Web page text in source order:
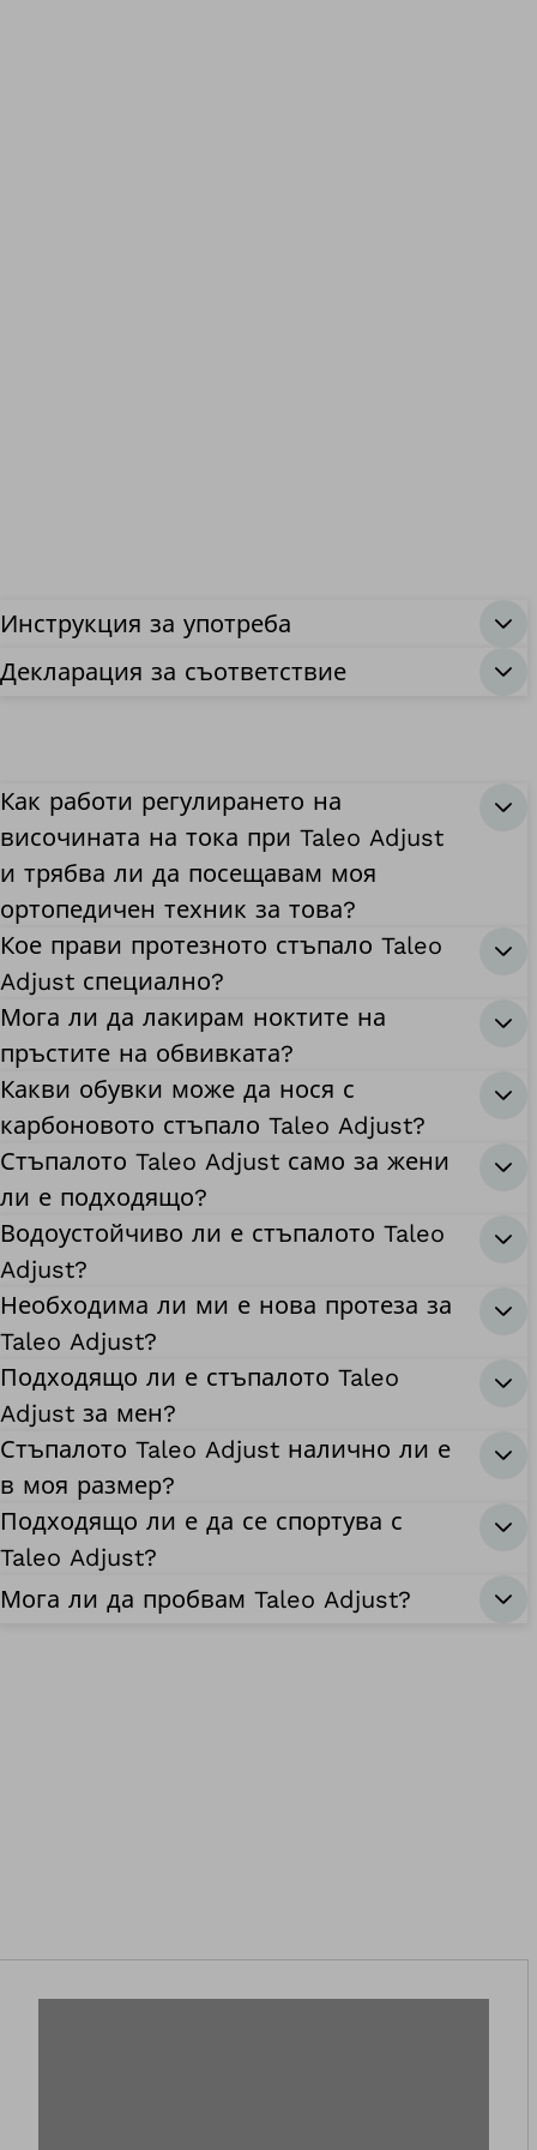
Инструкция за употреба
Декларация за съответствие
Как работи регулирането на
височината на тока при Taleo Adjust
и трябва ли да посещавам моя
ортопедичен техник за това?
Кое прави протезното стъпало Taleo
Adjust специално?
Мога ли да лакирам ноктите на
пръстите на обвивката?
Какви обувки може да нося с
карбоновото стъпало Taleo Adjust?
Стъпалото Taleo Adjust само за жени
ли е подходящо?
Водоустойчиво ли е стъпалото Taleo
Adjust?
Необходима ли ми е нова протеза за
Taleo Adjust?
Подходящо ли е стъпалото Taleo
Adjust за мен?
Стъпалото Taleo Adjust налично ли е
в моя размер?
Подходящо ли е да се спортува с
Taleo Adjust?
Мога ли да пробвам Taleo Adjust?